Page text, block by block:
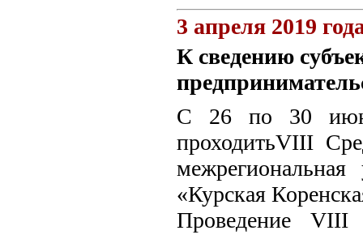
3 апреля 2019
К сведению
С 26 по 30
проходитьVIII
межрегиональная
«Курская
Проведение VIII